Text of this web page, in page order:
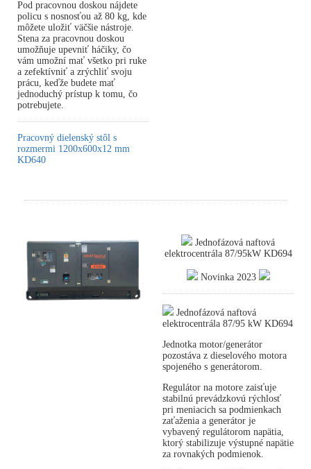
Pod pracovnou doskou nájdete
policu s nosnosťou až 80 kg, kde
môžete uložiť väčšie nástroje.
Stena za pracovnou doskou
umožňuje upevniť háčiky, čo
vám umožní mať všetko pri ruke
a zefektívniť a zrýchliť svoju
prácu, keďže budete mať
jednoduchý prístup k tomu, čo
potrebujete.
Pracovný dielenský stôl s
rozmermi 1200x600x12 mm
KD640
Jednofázová naftová
elektrocentrála 87/95kW KD694
Novinka 2023
Jednofázová naftová
elektrocentrála 87/95 kW KD694
Jednotka motor/generátor
pozostáva z dieselového motora
spojeného s generátorom.
Regulátor na motore zaisťuje
stabilnú prevádzkovú rýchlosť
pri meniacich sa podmienkach
zaťaženia a generátor je
vybavený regulátorom napätia,
ktorý stabilizuje výstupné napätie
za rovnakých podmienok.